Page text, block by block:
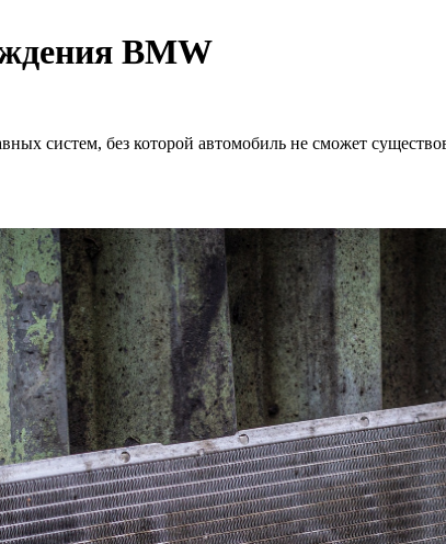
BMW
систем, без которой автомобиль не сможет